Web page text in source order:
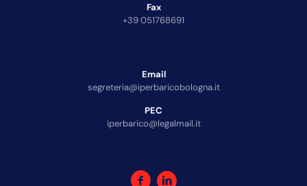
Fax
+39 051768691
Email
segreteria@iperbaricobologna.it
PEC
iperbarico@legalmail.it